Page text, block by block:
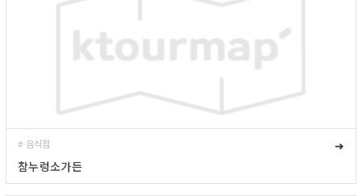
# 음식점
➜
참누렁소가든